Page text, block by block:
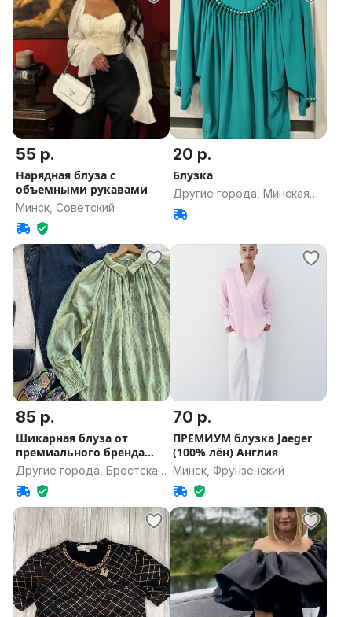
55 р.
Нарядная блуза с
объемными рукавами
Минск, Советский
20 р.
Блузка
Другие города, Минская
область
85 р.
Шикарная блуза от
премиального бренда
Gustav 48/50
Другие города, Брестская
область
70 р.
ПРЕМИУМ блузка Jaeger
(100% лён) Англия
Минск, Фрунзенский